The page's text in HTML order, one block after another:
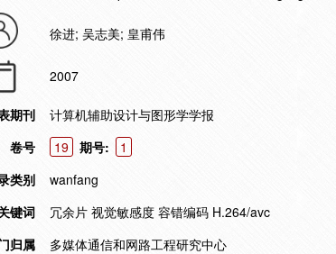
徐进; 吴志美; 皇甫伟
2007
期刊
计算机辅助设计与图形学学报
卷号
19 期号:
1
类别
wanfang
键词
冗余片 视觉敏感度 容错编码 H.264/avc
归属
多媒体通信和网路工程研究中心